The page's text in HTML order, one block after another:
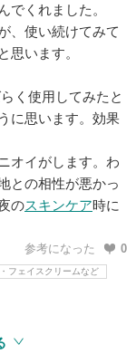
でくれました。
、使い続けてみて
思います。
く使用してみたと
に思います。効果
オイがします。わ
との相性が悪かっ
のスキンケア時に
参考になった 0
フェイスクリームなど